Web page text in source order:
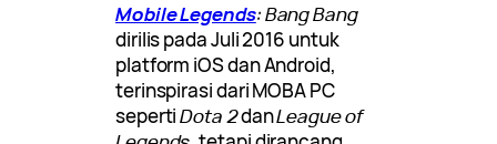
Mobile Legends: Bang Bang
dirilis pada Juli 2016 untuk
platform iOS dan Android,
terinspirasi dari MOBA PC
sepertiDota 2danLeague of